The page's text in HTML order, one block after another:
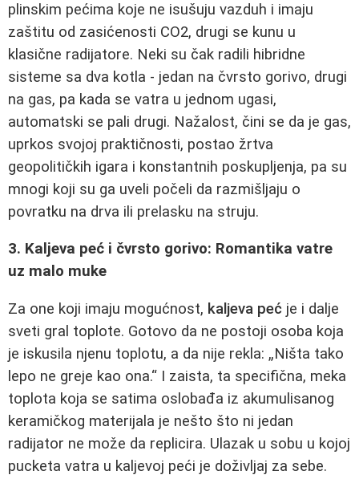
plinskim pećima koje ne isušuju vazduh i imaju
zaštitu od zasićenosti CO2, drugi se kunu u
klasične radijatore. Neki su čak radili hibridne
sisteme sa dva kotla - jedan na čvrsto gorivo, drugi
na gas, pa kada se vatra u jednom ugasi,
automatski se pali drugi. Nažalost, čini se da je gas,
uprkos svojoj praktičnosti, postao žrtva
geopolitičkih igara i konstantnih poskupljenja, pa su
mnogi koji su ga uveli počeli da razmišljaju o
povratku na drva ili prelasku na struju.
3. Kaljeva peć i čvrsto gorivo: Romantika vatre
uz malo muke
Za one koji imaju mogućnost, kaljeva peć je i dalje
sveti gral toplote. Gotovo da ne postoji osoba koja
je iskusila njenu toplotu, a da nije rekla: „Ništa tako
lepo ne greje kao ona.“ I zaista, ta specifična, meka
toplota koja se satima oslobađa iz akumulisanog
keramičkog materijala je nešto što ni jedan
radijator ne može da replicira. Ulazak u sobu u kojoj
pucketa vatra u kaljevoj peći je doživljaj za sebe.